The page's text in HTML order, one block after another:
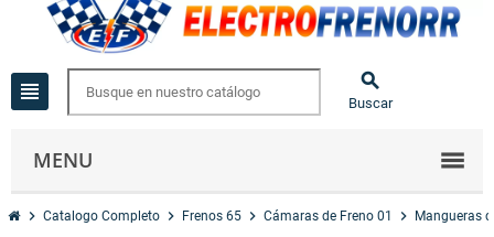
view_headline 
Buscar
MENU
chevron_right Catalogo Completo chevron_right Frenos 65 chevron_right Cámaras de Freno 01 chevron_right Mangueras